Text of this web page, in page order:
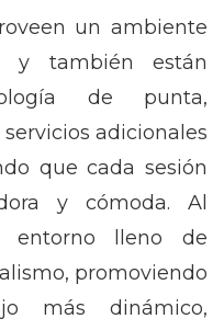
un ambiente
y también están
de punta,
adicionales
que cada sesión
y cómoda. Al
entorno lleno de
promoviendo
más dinámico,